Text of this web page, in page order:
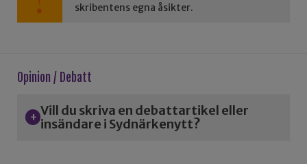
skribentens egna åsikter.
Opinion / Debatt
Vill du skriva en debattartikel eller
insändare i Sydnärkenytt?